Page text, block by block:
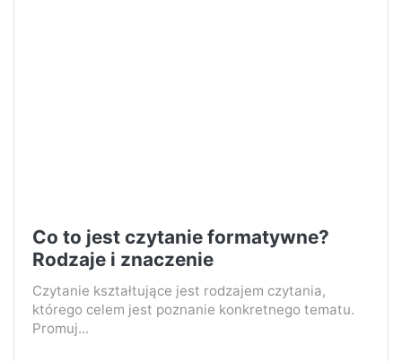
Co to jest czytanie formatywne?
Rodzaje i znaczenie
Czytanie kształtujące jest rodzajem czytania,
którego celem jest poznanie konkretnego tematu.
Promuj...